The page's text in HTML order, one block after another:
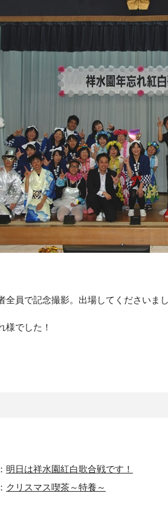
全員で記念撮影。出場してくださいま
様でした！
明日は祥水園紅白歌合戦です！
クリスマス喫茶～特養～